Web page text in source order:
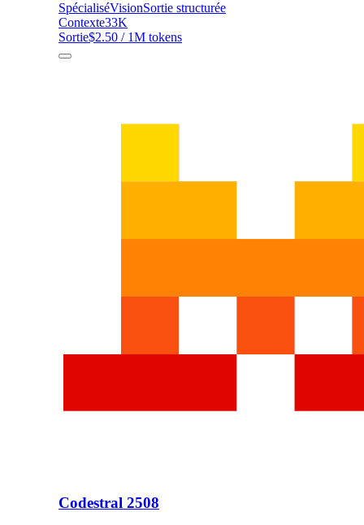
SpécialiséVisionSortie structurée
Contexte33K
Sortie$2.50 / 1M tokens
Codestral 2508